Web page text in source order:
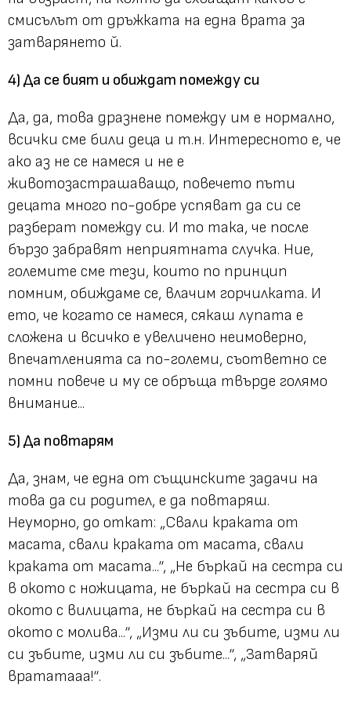
смисълът от дръжката на една врата за
затварянето й.
4) Да се бият и обиждат помежду си
Да, да, това дразнене помежду им е нормално,
всички сме били деца и т.н. Интересното е, че
ако аз не се намеся и не е
животозастрашаващо, повечето пъти
децата много по-добре успяват да си се
разберат помежду си. И то така, че после
бързо забравят неприятната случка. Ние,
големите сме тези, които по принцип
помним, обиждаме се, влачим горчилката. И
ето, че когато се намеся, сякаш лупата е
сложена и всичко е увеличено неимоверно,
впечатленията са по-големи, съответно се
помни повече и му се обръща твърде голямо
внимание...
5) Да повтарям
Да, знам, че една от същинските задачи на
това да си родител, е да повтаряш.
Неуморно, до откат: „Свали краката от
масата, свали краката от масата, свали
краката от масата...“, „Не бъркай на сестра си
в окото с ножицата, не бъркай на сестра си в
окото с вилицата, не бъркай на сестра си в
окото с молива...“, „Изми ли си зъбите, изми ли
си зъбите, изми ли си зъбите...“, „Затваряй
врататааа!“.